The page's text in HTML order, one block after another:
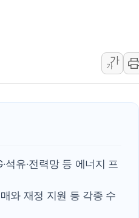
출항 '하르그섬', 최근 1주일 이상
반도체주 프리뷰...美 고용 쇼크에
美 고용 쇼크에 금리 인상 우려 후
야"…파월 때와 달리 워시엔 톤 낮춰
항시 정책특보 내정설...포항시 '시
, 대한민국 다음 100년 밑거름…수도
가
가
석유·전력망 등 에너지 프
와 재정 지원 등 각종 수